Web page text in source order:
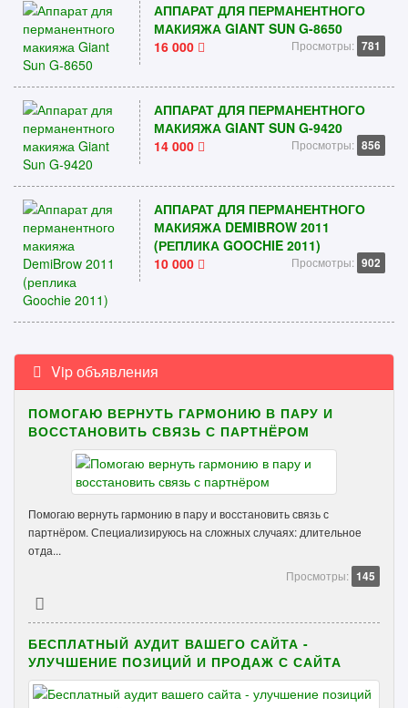
АППАРАТ ДЛЯ ПЕРМАНЕНТНОГО
МАКИЯЖА GIANT SUN G-8650
16 000
Просмотры: 781
АППАРАТ ДЛЯ ПЕРМАНЕНТНОГО
МАКИЯЖА GIANT SUN G-9420
14 000
Просмотры: 856
АППАРАТ ДЛЯ ПЕРМАНЕНТНОГО
МАКИЯЖА DEMIBROW 2011
(РЕПЛИКА GOOCHIE 2011)
10 000
Просмотры: 902
Vip объявления
ПОМОГАЮ ВЕРНУТЬ ГАРМОНИЮ В ПАРУ И
ВОССТАНОВИТЬ СВЯЗЬ С ПАРТНЁРОМ
Помогаю вернуть гармонию в пару и восстановить связь с
партнёром. Специализируюсь на сложных случаях: длительное
отда...
Просмотры: 145
БЕСПЛАТНЫЙ АУДИТ ВАШЕГО САЙТА -
УЛУЧШЕНИЕ ПОЗИЦИЙ И ПРОДАЖ С САЙТА